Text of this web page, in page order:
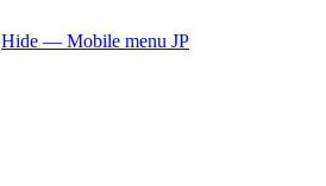
Hide — Mobile menu JP